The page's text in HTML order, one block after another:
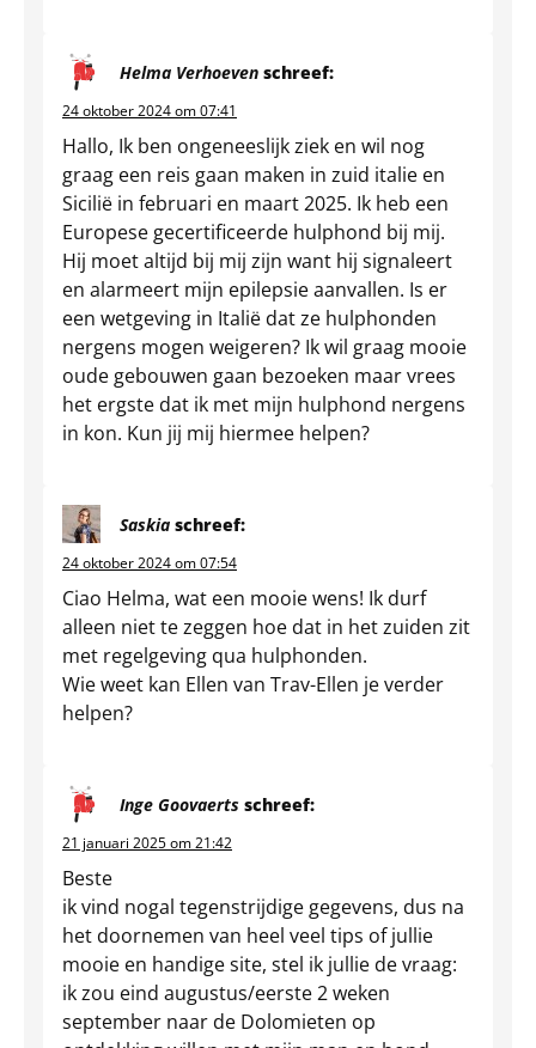
Helma Verhoeven schreef:
24 oktober 2024 om 07:41
Hallo, Ik ben ongeneeslijk ziek en wil nog
graag een reis gaan maken in zuid italie en
Sicilië in februari en maart 2025. Ik heb een
Europese gecertificeerde hulphond bij mij.
Hij moet altijd bij mij zijn want hij signaleert
en alarmeert mijn epilepsie aanvallen. Is er
een wetgeving in Italië dat ze hulphonden
nergens mogen weigeren? Ik wil graag mooie
oude gebouwen gaan bezoeken maar vrees
het ergste dat ik met mijn hulphond nergens
in kon. Kun jij mij hiermee helpen?
Saskia schreef:
24 oktober 2024 om 07:54
Ciao Helma, wat een mooie wens! Ik durf
alleen niet te zeggen hoe dat in het zuiden zit
met regelgeving qua hulphonden.
Wie weet kan Ellen van Trav-Ellen je verder
helpen?
Inge Goovaerts schreef:
21 januari 2025 om 21:42
Beste
ik vind nogal tegenstrijdige gegevens, dus na
het doornemen van heel veel tips of jullie
mooie en handige site, stel ik jullie de vraag:
ik zou eind augustus/eerste 2 weken
september naar de Dolomieten op